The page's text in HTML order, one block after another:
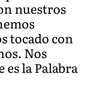
nuestros
tocado con
Nos
la Palabra